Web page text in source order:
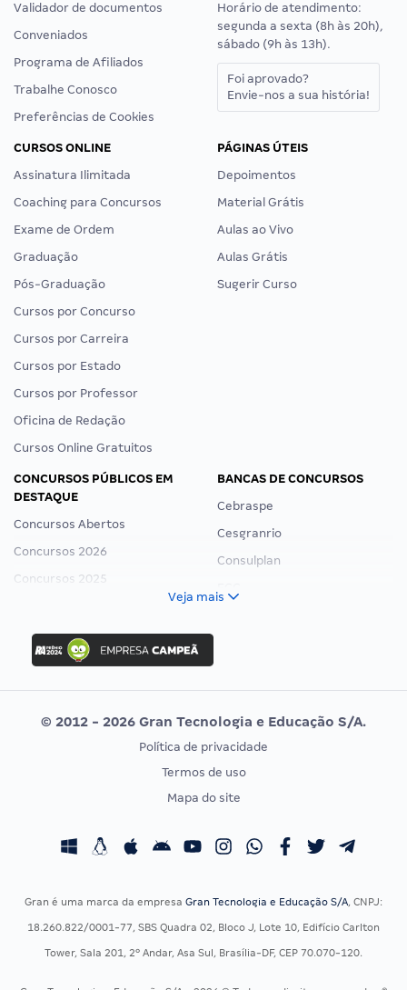
Validador de documentos
Conveniados
Programa de Afiliados
Trabalhe Conosco
Preferências de Cookies
Horário de atendimento:
segunda a sexta (8h às 20h),
sábado (9h às 13h).
Foi aprovado?
Envie-nos a sua história!
CURSOS ONLINE
Assinatura Ilimitada
Coaching para Concursos
Exame de Ordem
Graduação
Pós-Graduação
Cursos por Concurso
Cursos por Carreira
Cursos por Estado
Cursos por Professor
Oficina de Redação
Cursos Online Gratuitos
PÁGINAS ÚTEIS
Depoimentos
Material Grátis
Aulas ao Vivo
Aulas Grátis
Sugerir Curso
CONCURSOS PÚBLICOS EM
DESTAQUE
Concursos Abertos
Concursos 2026
Concursos 2025
Concurso Ibama
Concurso MPU
Editais publicados
BANCAS DE CONCURSOS
Cebraspe
Cesgranrio
Consulplan
Vunesp
CONCURSOS POR PROFISSÃO
Concursos Fiscais
Concursos Saúde
EXAME DE ORDEM
Calendário OAB
Veja mais
© 2012 - 2026 Gran Tecnologia e Educação S/A.
Política de privacidade
Termos de uso
Mapa do site
Gran é uma marca da empresa Gran Tecnologia e Educação S/A, CNPJ:
18.260.822/0001-77, SBS Quadra 02, Bloco J, Lote 10, Edifício Carlton
Tower, Sala 201, 2º Andar, Asa Sul, Brasília-DF, CEP 70.070-120.